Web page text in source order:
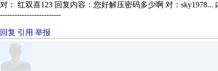
对： 红双喜123 回复内容：您好解压密码多少啊 对：sky1978...
-------------------------
回复 引用 举报